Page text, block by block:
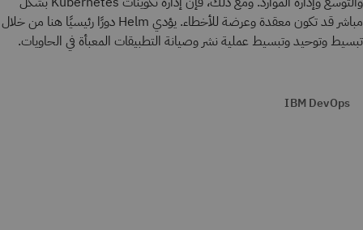
مباشر قد تكون معقدة وعرضة للأخطاء. يؤدي Helm دورًا رئيسيًا هنا من خلال
تبسيط وتوحيد وتبسيط عملية نشر وصيانة التطبيقات المعبأة في الحاويات.
IBM DevOps